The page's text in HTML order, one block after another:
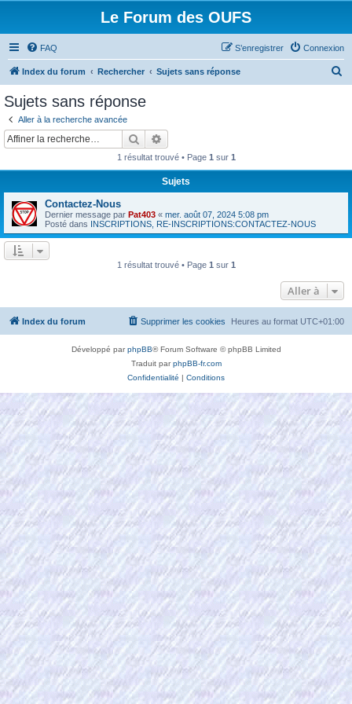
Le Forum des OUFS
FAQ Connexion
S’enregistrer
Index du forum Rechercher Sujets sans réponse
r
Sujets sans réponse
Aller à la recherche avancée
Rechercher
1 résultat trouvé • Page 1 sur 1
Sujets
Contactez-Nous
Dernier message par Pat403 « mer. août 07, 2024 5:08 pm
Posté dans INSCRIPTIONS, RE-INSCRIPTIONS:CONTACTEZ-NOUS
1 résultat trouvé • Page 1 sur 1
Aller à
Index du forum Heures au format UTC+01:00
Supprimer les cookies
Développé parphpBB® Forum Software © phpBB Limited
Traduit parphpBB-fr.com
Confidentialité | Conditions